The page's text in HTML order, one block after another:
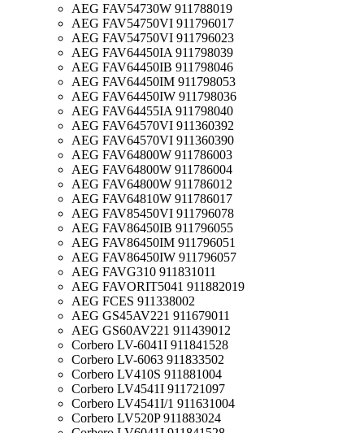
AEG FAV54730W 911788019
AEG FAV54750VI 911796017
AEG FAV54750VI 911796023
AEG FAV64450IA 911798039
AEG FAV64450IB 911798046
AEG FAV64450IM 911798053
AEG FAV64450IW 911798036
AEG FAV64455IA 911798040
AEG FAV64570VI 911360392
AEG FAV64570VI 911360390
AEG FAV64800W 911786003
AEG FAV64800W 911786004
AEG FAV64800W 911786012
AEG FAV64810W 911786017
AEG FAV85450VI 911796078
AEG FAV86450IB 911796055
AEG FAV86450IM 911796051
AEG FAV86450IW 911796057
AEG FAVG310 911831011
AEG FAVORIT5041 911882019
AEG FCES 911338002
AEG GS45AV221 911679011
AEG GS60AV221 911439012
Corbero LV-6041I 911841528
Corbero LV-6063 911833502
Corbero LV410S 911881004
Corbero LV4541I 911721097
Corbero LV4541I/1 911631004
Corbero LV520P 911883024